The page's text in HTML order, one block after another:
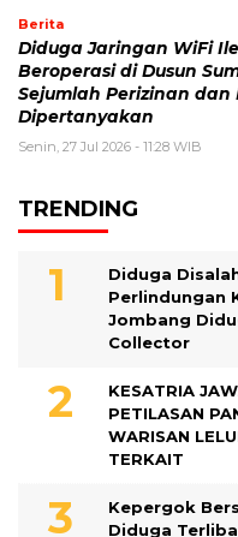
Berita
Diduga Jaringan WiFi
Beroperasi di Dusun
Sejumlah Perizinan dan
Dipertanyakan
Senin, 27 Jul 2026 - 11:28 WIB
TRENDING
Diduga
Perlindungan
Jombang
Collector
KESATRIA
PETILASAN
WARISAN
TERKAIT
Kepergok
Diduga